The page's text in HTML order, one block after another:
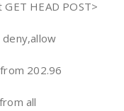
GET HEAD POST>
202.96
all